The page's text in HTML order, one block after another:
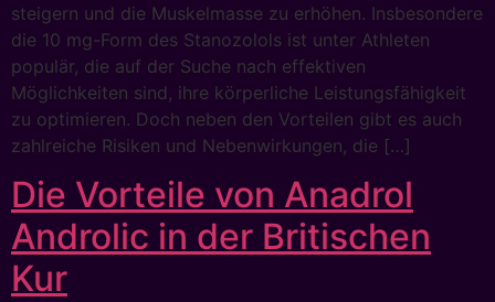
steigern und die Muskelmasse zu erhöhen. Insbesondere
die 10 mg-Form des Stanozolols ist unter Athleten
populär, die auf der Suche nach effektiven
Möglichkeiten sind, ihre körperliche Leistungsfähigkeit
zu optimieren. Doch neben den Vorteilen gibt es auch
zahlreiche Risiken und Nebenwirkungen, die […]
Die Vorteile von Anadrol
Androlic in der Britischen
Kur